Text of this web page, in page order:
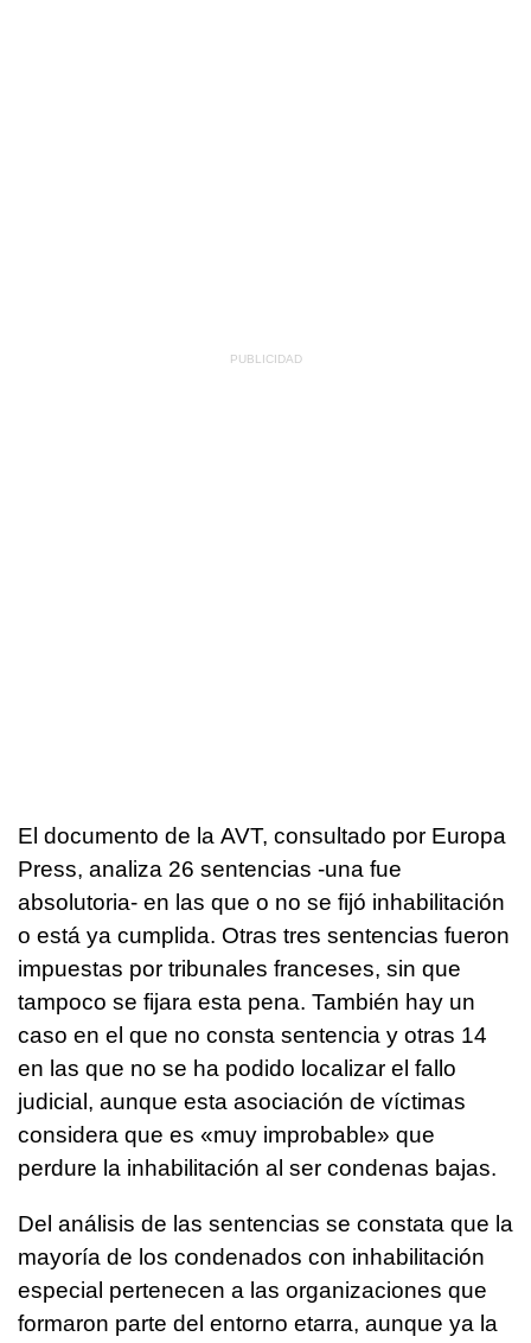
El documento de la AVT, consultado por Europa
Press, analiza 26 sentencias -una fue
absolutoria- en las que o no se fijó inhabilitación
o está ya cumplida. Otras tres sentencias fueron
impuestas por tribunales franceses, sin que
tampoco se fijara esta pena. También hay un
caso en el que no consta sentencia y otras 14
en las que no se ha podido localizar el fallo
judicial, aunque esta asociación de víctimas
considera que es «muy improbable» que
perdure la inhabilitación al ser condenas bajas.
Del análisis de las sentencias se constata que la
mayoría de los condenados con inhabilitación
especial pertenecen a las organizaciones que
formaron parte del entorno etarra, aunque ya la